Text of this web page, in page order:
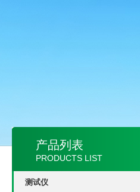
产品列表
PRODUCTS LIST
测试仪